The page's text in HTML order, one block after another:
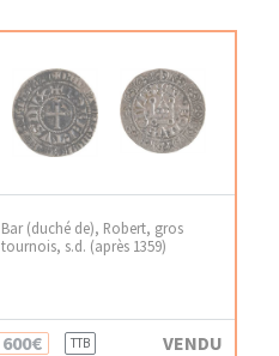
Bar (duché de), Robert, gros
tournois, s.d. (après 1359)
600€ TTB VENDU